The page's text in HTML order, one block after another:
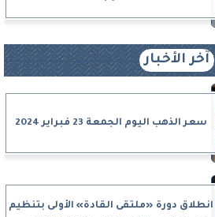
آخر الأخبار
سعر الذهب اليوم الجمعة 23 فبراير 2024
انطلاق دورة «ملتقى القادة» الأولى بتنظيم